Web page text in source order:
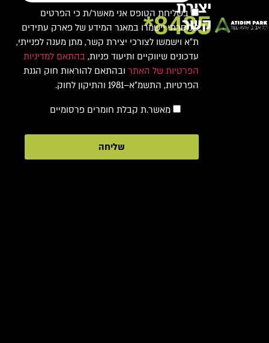
8485*
יצירת
קשר
בשליחת הטופס אני מאשר/ת כי הפרטים
שמסרתי יישמרו במאגר המידע של פארק עתידים
ת"א וישמשו לצורכי יצירת קשר, מתן מענה לפנייתי,
עדכונים שיווקיים ותיעוד פניות, בהתאם למדיניות
הפרטיות של האתרובהתאם להוראות חוק הגנת
הפרטיות, התשמ"א–1981 והתיקון לחוק.
מאשר.ת קבלת חומרים פרסומיים
שליחה